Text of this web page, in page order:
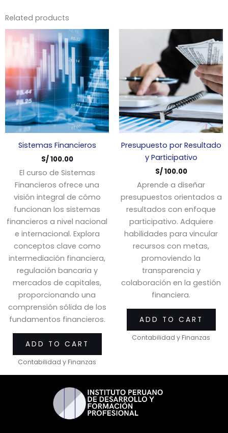
Related products
Sistemas Financieros
S/100.00
El curso de Sistemas
Financieros ofrece una
visión integral de cómo
funcionan los sistemas
financieros a nivel nacional
e internacional. Explora
conceptos clave como
intermediación financiera,
regulación bancaria y
mercados de capitales,
proporcionando una
comprensión sólida de los
fundamentos financieros.
ADD TO CART
Contabilidad y Finanzas
Presupuesto por Resultado
y Participativo
S/100.00
Aprende a diseñar
presupuestos orientados a
resultados con enfoque
participativo. Adquiere
habilidades para vincular
recursos con metas,
promoviendo la
transparencia y
colaboración en la gestión
financiera.
ADD TO CART
Contabilidad y Finanzas